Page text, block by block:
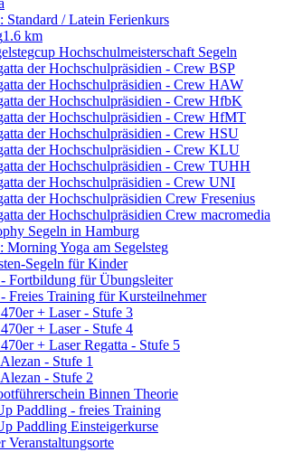
Standard / Latein Ferienkurs
1.6 km
Hochschulmeisterschaft Segeln
der Hochschulpräsidien - Crew BSP
der Hochschulpräsidien - Crew HAW
der Hochschulpräsidien - Crew HfbK
der Hochschulpräsidien - Crew HfMT
der Hochschulpräsidien - Crew HSU
der Hochschulpräsidien - Crew KLU
der Hochschulpräsidien - Crew TUHH
der Hochschulpräsidien - Crew UNI
der Hochschulpräsidien Crew Fresenius
der Hochschulpräsidien Crew macromedia
Segeln in Hamburg
Morning Yoga am Segelsteg
Segeln für Kinder
- Fortbildung für Übungsleiter
Freies Training für Kursteilnehmer
+ Laser - Stufe 3
+ Laser - Stufe 4
+ Laser Regatta - Stufe 5
- Stufe 1
- Stufe 2
Binnen Theorie
Paddling - freies Training
Paddling Einsteigerkurse
Veranstaltungsorte